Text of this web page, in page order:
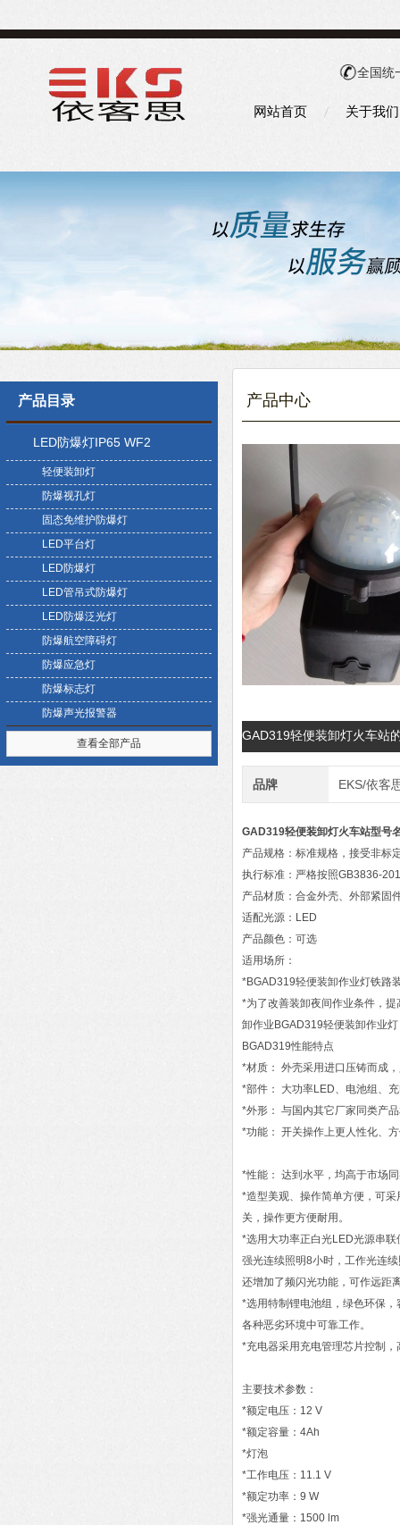
全国统
网站首页 关于我们
产品目录
LED防爆灯IP65 WF2
轻便装卸灯
防爆视孔灯
固态免维护防爆灯
LED平台灯
LED防爆灯
LED管吊式防爆灯
LED防爆泛光灯
防爆航空障碍灯
防爆应急灯
防爆标志灯
防爆声光报警器
查看全部产品
产品中心
GAD319轻便装卸灯火车站
品牌 EKS/依客
GAD319轻便装卸灯火车站型号
产品规格：标准规格，接受非标
执行标准：严格按照GB3836-
产品材质：合金外壳、外部紧固
适配光源：LED
产品颜色：可选
适用场所：
*BGAD319轻便装卸作业灯铁路
*为了改善装卸夜间作业条件，
卸作业BGAD319轻便装卸作业
BGAD319性能特点
*材质： 外壳采用进口压铸而成
*部件： 大功率LED、电池组、
*外形： 与国内其它厂家同类产
*功能： 开关操作上更人性化、
*性能： 达到水平，均高于市场
*造型美观、操作简单方便，可
关，操作更方便耐用。
*选用大功率正白光LED光源串
强光连续照明8小时，工作光连
还增加了频闪光功能，可作远距
*选用特制锂电池组，绿色环保
各种恶劣环境中可靠工作。
*充电器采用充电管理芯片控制
主要技术参数：
*额定电压：12 V
*额定容量：4Ah
*灯泡
*工作电压：11.1 V
*额定功率：9 W
*强光通量：1500 lm